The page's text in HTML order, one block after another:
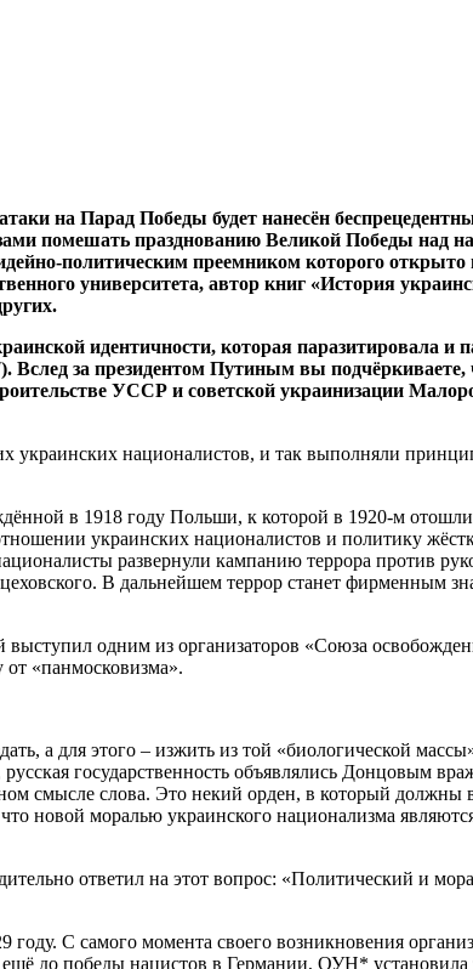
на Парад Победы будет нанесён
помешать празднованию Великой Победы над
политическим преемником которого открыто
университета, автор книг «История
идентичности, которая паразитировала и
за президентом Путиным вы подчёркиваете,
УССР и советской украинизации
украинских националистов, и так выполняли
в 1918 году Польши, к которой в 1920-м
украинских националистов и политику
развернули кампанию террора против
В дальнейшем террор станет фирменным
одним из организаторов «Союза
«панмосковизма».
а для этого – изжить из той «биологической
государственность объявлялись Донцовым
смысле слова. Это некий орден, в который должны
новой моралью украинского национализма
ответил на этот вопрос: «Политический и
С самого момента своего возникновения
до победы нацистов в Германии, ОУН* установила